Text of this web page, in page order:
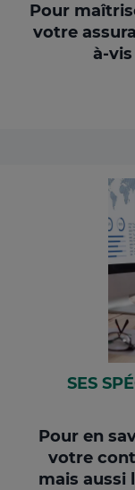
Pour
votre
à-
SES
Pour en
votre
mais aussi